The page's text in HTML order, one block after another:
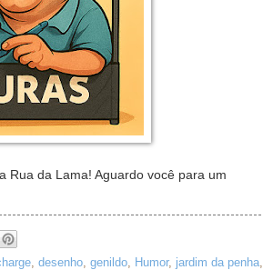
Rua da Lama! Aguardo você para um
, desenho, genildo, Humor, jardim da penha,